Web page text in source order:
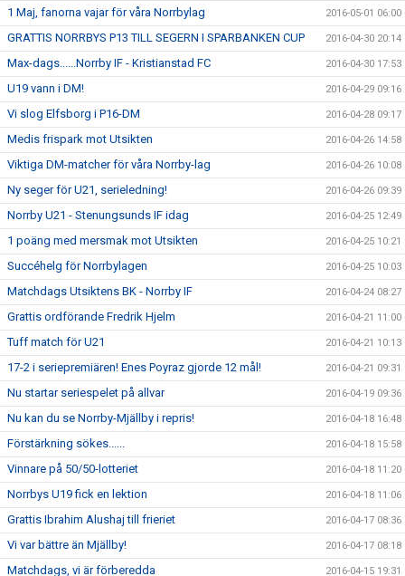
1 Maj, fanorna vajar för våra Norrbylag 2016-05-01 06:00
GRATTIS NORRBYS P13 TILL SEGERN I SPARBANKEN CUP 2016-04-30 20:14
Max-dags......Norrby IF - Kristianstad FC 2016-04-30 17:53
U19 vann i DM! 2016-04-29 09:16
Vi slog Elfsborg i P16-DM 2016-04-28 09:17
Medis frispark mot Utsikten 2016-04-26 14:58
Viktiga DM-matcher för våra Norrby-lag 2016-04-26 10:08
Ny seger för U21, serieledning! 2016-04-26 09:39
Norrby U21 - Stenungsunds IF idag 2016-04-25 12:49
1 poäng med mersmak mot Utsikten 2016-04-25 10:21
Succéhelg för Norrbylagen 2016-04-25 10:03
Matchdags Utsiktens BK - Norrby IF 2016-04-24 08:27
Grattis ordförande Fredrik Hjelm 2016-04-21 11:00
Tuff match för U21 2016-04-21 10:13
17-2 i seriepremiären! Enes Poyraz gjorde 12 mål! 2016-04-21 09:31
Nu startar seriespelet på allvar 2016-04-19 09:36
Nu kan du se Norrby-Mjällby i repris! 2016-04-18 16:48
Förstärkning sökes...... 2016-04-18 15:58
Vinnare på 50/50-lotteriet 2016-04-18 11:20
Norrbys U19 fick en lektion 2016-04-18 11:06
Grattis Ibrahim Alushaj till frieriet 2016-04-17 08:36
Vi var bättre än Mjällby! 2016-04-17 08:18
Matchdags, vi är förberedda 2016-04-15 19:31